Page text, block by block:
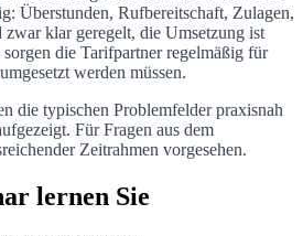
Überstunden, Rufbereitschaft, Zulagen,
klar geregelt, die Umsetzung ist
die Tarifpartner regelmäßig für
werden müssen.
die typischen Problemfelder praxisnah
Für Fragen aus dem
Zeitrahmen vorgesehen.
lernen Sie